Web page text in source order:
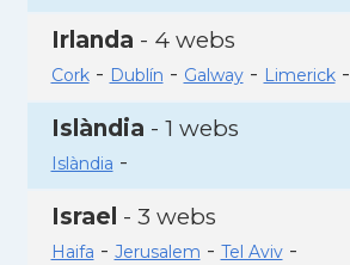
Irlanda - 4 webs
Cork- Dublín - Galway- Limerick-
Islàndia - 1 webs
Islàndia -
Israel - 3 webs
Haifa - Jerusalem - Tel Aviv-